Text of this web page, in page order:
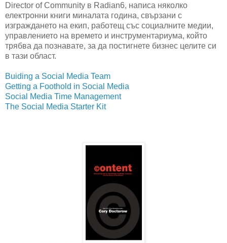
Director of Community в Radian6, написа няколко
електронни книги миналата година, свързани с
изграждането на екип, работещ със социалните медии,
управлението на времето и инструментариума, който
трябва да познавате, за да постигнете бизнес целите си
в тази област.
Buiding a Social Media Team
Getting a Foothold in Social Media
Social Media Time Management
The Social Media Starter Kit